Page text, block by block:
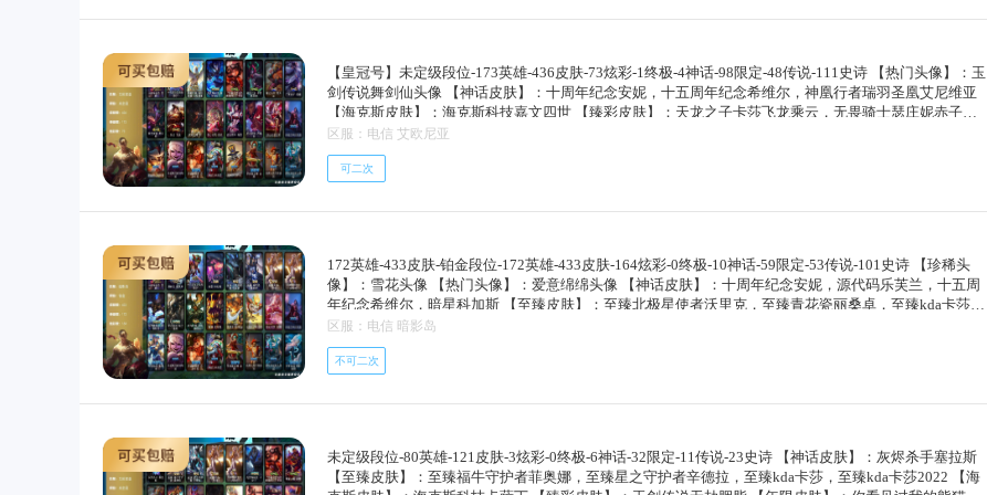
狸/杀出重围格雷福斯/苔原猎手菲兹/雷霆领主沃利贝尔/北地风暴沃利贝尔/觅心射手韦鲁斯/猎户星神韦鲁
斯/地底迷城诺提勒斯/全金属狂潮维克托/造物主维克托/野兽女王瑟庄妮/死亡骑士瑟庄妮/传统造型瑟庄
妮/瑟庄妮逐晓者/花仙骑士菲奥娜/科学狂人吉格斯/少校吉格斯/灵魂收割者德莱文/幽魂骑士赫卡里姆/西
部魔影赫卡里姆/热血班长德莱厄斯/杰斯光明之锤/双城之战杰斯/血石妖后丽桑卓/死亡之鹰奎因/方块王后
辛德拉/鬼影森森婕拉/弹幕天使卡莎/夺命前锋卢锡安/未来战士卢锡安/源代码娜美/灵能特工莎弥拉/深渊
恐惧锤石/黎明使者薇古丝
卡西奥佩娅/远土之灵斯卡纳/创世之神内瑟斯/法国女仆奈德丽/武力全开乌迪尔/这货不是乌迪尔/诺克萨斯
波比/乡村农夫古拉加斯/品酒大师古拉加斯/美酒节特使古拉加斯/狂热球迷古拉加斯/万人敌潘森/英仙座珀
尔修斯潘森/足球先生伊泽瑞尔/黑桃皇牌伊泽瑞尔/龙骑士莫德凯撒/地狱火莫德凯撒/五杀摇滚吉他手莫德
凯撒/梅花国王莫德凯撒/五杀摇滚iii遗失的章节莫德凯撒/喵里克/红色彗星凯南/银色闪电凯南/空手道凯
南/战神阿瑞斯盖伦/神圣守卫蕾欧娜/烧烤女神蕾欧娜/暗影王子玛尔扎哈/魔灵玛尔扎哈/荣誉使者玛尔扎
哈/未来战士锐雯/玉剑传说武剑仙/毛毛虫克格莫/极寒慎/炎爆慎/主治医师慎/荣誉使者慎/战地法师泽拉斯/
永恒之森阿狸/欧米伽小队鬼影蛙人/绒毛菲兹/雷霆领主沃利贝尔/北地风暴沃利贝尔/坚韧不屈沃利贝尔/莲
婕拉/弹幕天使卡莎/泳池派对扎克/战地机甲扎克/预知之眼亚索/这货不是维克兹/荣誉使者阿克尚/布隆狮
心/不谐之面烬/咖啡甜心金克丝/山海绘卷塔姆/任性学霸艾克/鲛妮座人娜美/海皇姬娜美/源代码娜美/双鱼
星神娜美/黑色玫瑰假面舞会莎弥拉/深渊恐惧锤石/永恒之森雷克塞/山海绘卷巴德/莲华温泉瑟提/黑色玫瑰
假面舞会烈娜塔/源计划狂猎纳亚菲利
战斗学院拉克丝/战地法师泽拉斯/破败军团希瓦娜/怒之火炮格雷福斯/失落大陆菲兹/雷霆领主沃利贝尔/夜
里姆/西部魔影赫卡里姆/人马星神赫卡里姆/西部魔影德莱厄斯/死亡之鹰奎因/kda卡莎/狂狮纳尔/奥德赛亚
索/黯晶之眼维克兹/布隆狮心/黑帮管家布隆/夺命前锋卢锡安/铁拳执事蔚/腥红之月亚托克斯/鲛妮座人娜
美/海皇姬娜美/腥红之月卡莉丝塔/幻灵蝙蝠霞/源计划逆流塞拉斯/灵魂莲华莉莉娅/源计划狂猎纳亚菲利
智将斯维因/驯龙大师斯维因/铁血狙击手凯特琳/霸天巨兽墨菲特/无畏号墨菲特/前线指挥官卡特琳娜/沙漠
风暴卡特琳娜/符文战神雷克顿/枯萎之壤雷克顿/龙骑统帅嘉文四世/暗星嘉文四世/死亡绽放伊莉丝/腥红之
月伊莉丝/三昧真火孙悟空/v字仇杀者布兰德/冰晶之核布兰德/防弹武僧李青/至高之拳李青/地下拳王李青/
屠龙勇士薇恩/战地机甲斯卡纳/法老王朝内瑟斯/四神之力乌迪尔/血色之锤波比/飞车暴走族古拉加斯/大夏
武士潘森/死亡领主莫德凯撒/银色之牙阿卡丽/铁血女忍阿卡丽/腥红之月凯南/铁甲雄心盖伦/腥红之月泰
隆/刺客信条锐雯/血色精锐锐雯/帝王斑蝶克格莫/深海怪鱼克格莫/战地机甲克格莫/腥红之月鬼武者慎/战
菲奥娜/驯龙女巫璐璐/绞肉机刽子手德莱文/死亡绽放卡兹克/生化骑士德莱厄斯/全金属狂潮杰斯/天启骑士
银河魔装机神千珏/黑帮狂花金克丝/源计划雷卢锡安/源计划阴劫/爵士克烈/时之砂艾克/炼狱魔女蔚/霸天
剑魔亚托克斯/锦鲤娜美/幽冥领主阿兹尔/腥红之月锤石/虚空使者俄洛伊/永恒之森巴德/冰雪游神巴德/暮
星之羽霞/星空之门内瑟斯/霹雳游侠弗拉基米尔/战地之王加里奥/冰河时代奥拉夫/创意工坊黑默丁格/亮丽
女神希维尔/宗师级锻造训练师/小红帽安妮/黑暗骑士奥拉夫/牛扒狂战奥拉夫/幽蓝梦魇加里奥/探戈灵魂崔
斯特/逆转裁判崔斯特/未来战士崔斯特/秘密特工赵信/深渊巨蟹厄加特/电锯狂人厄加特/魔域梦魇厄加特/
潮流女王乐芙兰/社会名流乐芙兰/魔女乐芙兰/弗拉基米尔伯爵/弗拉基米尔侯爵/黑潮弗拉基米尔/咖啡甜心
卡/军情五处提莫/游击队员崔丝塔娜/约德尔海贼团崔丝塔娜/欧米伽小队魔鬼伞兵/小恶魔崔丝塔娜/冻原猎
手沃里克/源计划末日沃里克/脏兮兮努努和威朗普/攻城巨兽努努和威朗普/丧尸努努和威朗普/西部牛仔厄
运小姐/特工狂花厄运小姐/荒野女警厄运小姐/极地女神艾希/勇敢的心艾希/黑暗骑士艾希/勇敢的心泰达米
庄妮/雪球也能爆炸吉格斯/寒冬精灵璐璐/冰雪节辛吉德/冰雪兽纳尔/大元素使拉克丝/灵魂守卫乌迪尔/钢
斯/暗杀星奥莉安娜/暗杀星蒙多/暗杀星努努和威朗普/暗杀星慎/暗杀星伊泽瑞尔/sktt1贾克斯/sktt1劫/sktt1
婕拉/sktt1李青/sktt1薇恩/ssw辛吉德/ssw图奇/ssw泰隆/sktt1卡莉丝塔/电玩女神厄运小姐/暗裔英雄盖伦/胜
利呛神格雷福斯/胜利女神奥莉安娜/胜利之剑亚托克斯/胜利呛神卢锡安/胜利机器人布里茨/胜利女神娑娜/
胜利女神菲奥娜/海贼瑞兹/南瓜头费德提克/灵魂收割者索拉卡/鬼影重重魔腾/鬼影森森茂凯/无头骑士赫卡
里姆/魅惑女巫奈德丽/糖果使徒费德提克/泳池派对厄运小姐/泳池派对菲奥娜/泳池派对格雷福斯/泳池派对
塔里克/机械迷城加里奥/蓝色忧郁崔斯特/蒙多蒙多/密林猎手提莫/女猎手希维尔/外星装甲库奇/暗影沃里
血石领主弗拉基米尔/大天使长米迦勒凯尔/战场女武神凯尔/钢铁之翼凯尔/恶魔男爵瑞兹/霸天零式赛恩/约
德尔国队长提莫/欧米伽小队幽灵特工/合金巨兽努努和威朗普/女皇艾希/源计划联合艾希/恶魔之刃泰达米
尔/绅士科加斯/黯晶凤凰艾尼维亚/电玩女神娑娜/冰霜之刃艾瑞莉娅/红色男爵库奇/最终boss维迦/女警狙
击凯特琳/未来战士凯特琳/陆地王者4wd布里茨/冰川巨兽墨菲特/女帝卡特琳娜/源计划泯灭雷克顿/地狱行
者孙悟空/银河魔装机神兰博/第三类接触黑默丁格/炼狱魔犬内瑟斯/战斗学院伊泽瑞尔/死亡骑士盖伦/星之
守护者拉克丝/枯萎之壤泽拉斯/黯黑魔龙希瓦娜/焰尾妖狐阿狸/符文战熊沃利贝尔/苍穹之光韦鲁斯/宇航员
诺提勒斯/女校长菲奥娜/泳池派对吉格斯/霸天异形卡兹克/灌篮高手德莱厄斯/蔷薇绅士杰斯/黑夜使者亚
维尔/月光女神阿忒弥斯索拉卡/圣洁化身索拉卡/源代码索拉卡/兔宝宝提莫/熊猫提莫/火箭达人崔丝塔娜/
荒野豺狼沃里克/法国皇室厄运小姐/黑帮狂花厄运小姐/女船长厄运小姐/紫晶射手艾希/少林武僧贾克斯/黑
【皇冠号】未定级段位-173英雄-436皮肤-73炫彩-1终极-4神话-98限定-48传说-111史诗 【热门头像】：玉
剑传说舞剑仙头像 【神话皮肤】：十周年纪念安妮，十五周年纪念希维尔，神凰行者瑞羽圣凰艾尼维亚
【海克斯皮肤】：海克斯科技嘉文四世 【臻彩皮肤】：天龙之子卡莎飞龙乘云，无畏骑士瑟庄妮赤子初
心，墨之影武者亚索金墨耀影，冠军之志瑞兹凯旋圣装，玉剑传说舞剑仙轩辕，冠军掠夺者卡兹克凯旋
圣装，冠军之刃锐雯2016凯旋圣装，玉剑传说舞剑仙承影，黎明使者锐雯黑夜使者，星之守护者金克丝
黑洞，霸天巨兽雪崩墨菲特，魔女阿卡丽虚荣，净雪之月莫甘娜冬虹，红莲之刃锐雯 【年限皮肤】：你
辽文远，虎痴之拳蔚 【情人节限定】：甜心宝贝安妮，觅心猎手薇恩，觅心游侠卢锡安，觅心女王艾希
装奈德丽，圣诞老人古拉加斯，圣诞驯鹿克格莫，魄罗骑士瑟庄妮，冰雪节玛尔扎哈，冰雪节格雷福
斯，冰雪兽纳尔 【终极皮肤】：灵魂守卫乌迪尔 【限定皮肤】：巨角幻兽阿利斯塔，诺斯费拉图弗拉基
米尔，冠军典狱长锤石，冠军之血希瓦娜，冠军之矛卡莉丝塔，冠军之刃锐雯2016，冠军之隐劫，冠军
之箭艾希，冠军掠夺者卡兹克，冠军之志瑞兹，fnatic古拉加斯，fnatic迦娜，fnatic嘉文四世，暗杀星蒙
多，暗杀星慎，sktt1贾克斯，sktt1李青，sktt1薇恩，ssw辛吉德，ssw图奇，ssw雷恩加尔，ssw锤石，
sktt1阿利斯塔，sktt1卡莉丝塔，sktt1伊莉丝，sktt1烬，ssg伊泽瑞尔，ssg洛，ssg霞，ig卡莎，dwg奈德
崔丝塔娜，魅惑女巫莫甘娜，糖果使徒费德提克，泳池派对菲奥娜，泳池派对格雷福斯，泳池派对凯特
琳，泳池派对蕾欧娜，泳池派对佐伊，机械迷城加里奥，蓝色忧郁崔斯特，女猎手希维尔，外星装甲库
奇，暗影沃里克，勇者阿狸，电玩战魂赫卡里姆，都铎王朝图奇，钢铁之翼艾尼维亚，征服者卡尔玛，
区服：电信 艾欧尼亚
可二次
172英雄-433皮肤-铂金段位-172英雄-433皮肤-164炫彩-0终极-10神话-59限定-53传说-101史诗 【珍稀头
像】：雪花头像 【热门头像】：爱意绵绵头像 【神话皮肤】：十周年纪念安妮，源代码乐芙兰，十五周
年纪念希维尔，暗星科加斯 【至臻皮肤】：至臻北极星使者沃里克，至臻青花瓷丽桑卓，至臻kda卡莎，
至臻kda卡莎2022 【海克斯皮肤】：海克斯科技阿利斯塔，零之呛骑赫卡里姆 【臻彩皮肤】：无畏骑
区服：电信 暗影岛
不可二次
未定级段位-80英雄-121皮肤-3炫彩-0终极-6神话-32限定-11传说-23史诗 【神话皮肤】：灰烬杀手塞拉斯
【至臻皮肤】：至臻福牛守护者菲奥娜，至臻星之守护者辛德拉，至臻kda卡莎，至臻kda卡莎2022 【海